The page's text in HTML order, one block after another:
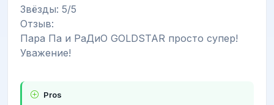
Звёзды: 5/5
Отзыв:
Пара Па и РаДиО GOLDSTAR просто супер!
Уважение!
Pros